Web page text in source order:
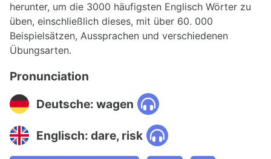
herunter, um die 3000 häufigsten Englisch Wörter zu
üben, einschließlich dieses, mit über 60. 000
Beispielsätzen, Aussprachen und verschiedenen
Übungsarten.
Pronunciation
Deutsche: wagen
Englisch: dare, risk